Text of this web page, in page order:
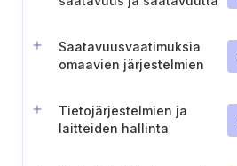
Saatavuusvaatimuksia
omaavien järjestelmien
Tietojärjestelmien ja
laitteiden hallinta